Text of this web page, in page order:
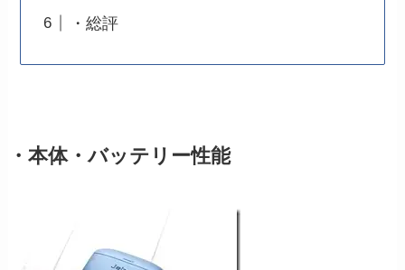
・総評
・本体・バッテリー性能